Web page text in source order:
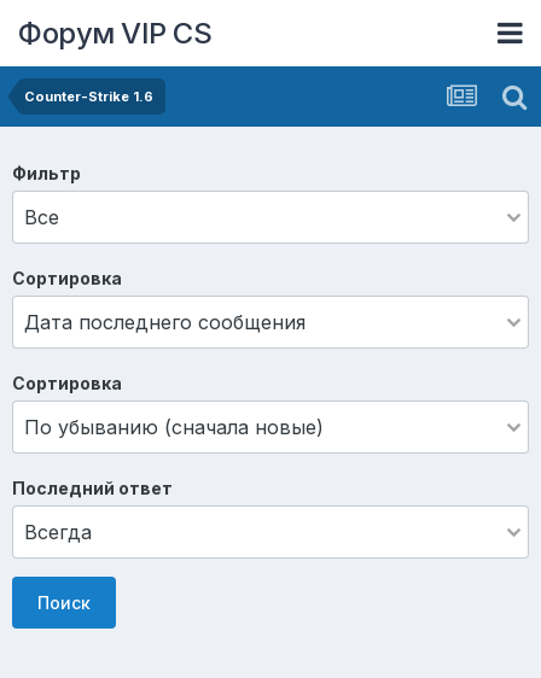
Форум VIP CS
Counter-Strike 1.6
Фильтр
Сортировка
Сортировка
Последний ответ
Поиск